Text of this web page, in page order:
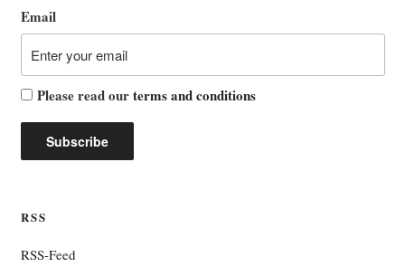
Email
Please read ourterms and conditions
RSS
RSS-Feed